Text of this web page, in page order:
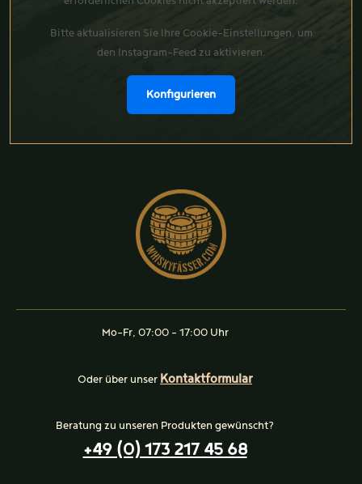
Bitte aktualisieren Sie Ihre Cookie-Einstellungen, um
den Instagram-Feed zu aktivieren.
Konfigurieren
Mo-Fr, 07:00 - 17:00 Uhr
Oder über unser Kontaktformular
Beratung zu unseren Produkten gewünscht?
+49 (0) 173 217 45 68